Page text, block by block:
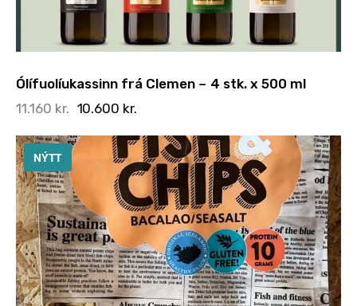
Ólífuolíukassinn frá Clemen – 4 stk. x 500 ml
11.160 kr. 10.600 kr.
NÝTT